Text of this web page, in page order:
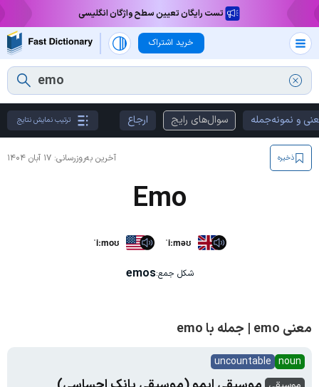
تست رایگان تعیین سطح واژگان انگلیسی
خرید اشتراک
و نمونه‌جمله سوال‌های رایج ارجاع ترتیب نمایش نتایج
آخرین به‌روزرسانی: ۱۷ آبان ۱۴۰۴ ذخیره
Emo
ˈiːmoʊ ˈiːməʊ
شکل جمع:emos
معنی emo | جمله با emo
noun
uncountable